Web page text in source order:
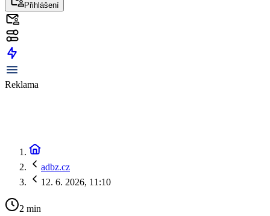
Přihlášení
Reklama
adbz.cz
12. 6. 2026, 11:10
2 min